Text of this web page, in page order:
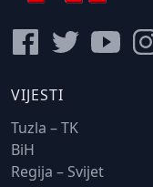
VIJESTI
Tuzla – TK
BiH
Regija – Svijet